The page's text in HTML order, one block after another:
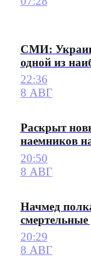
СМИ:
одной из
22:36
8 АВГ
Раскрыт
наемников
20:50
8 АВГ
Начмед
20:29
8 АВГ